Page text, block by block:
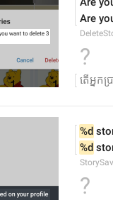
Are
?
តើអ្នក
%d
%d
?